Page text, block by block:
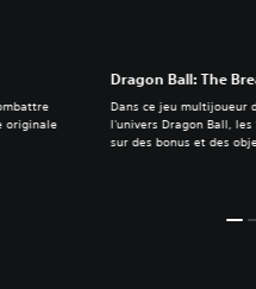
Dragon Ball: The
Dans ce jeu multijoueur
l'univers Dragon Ball,
sur des bonus et des
originale